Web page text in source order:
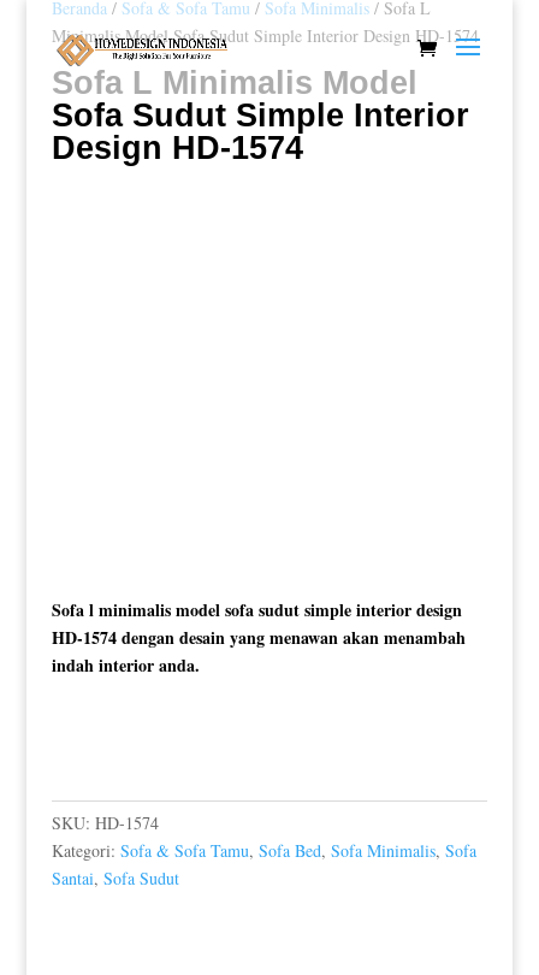
Beranda/ Sofa & Sofa Tamu / Sofa Minimalis/ Sofa L
Minimalis Model Sofa Sudut Simple Interior Design HD-1574
Sofa L Minimalis Model
Sofa Sudut Simple Interior
Design HD-1574
Sofa l minimalis model sofa sudut simple interior design
HD-1574 dengan desain yang menawan akan menambah
indah interior anda.
SKU: HD-1574
Kategori: Sofa & Sofa Tamu, Sofa Bed, Sofa Minimalis, Sofa
Santai, Sofa Sudut